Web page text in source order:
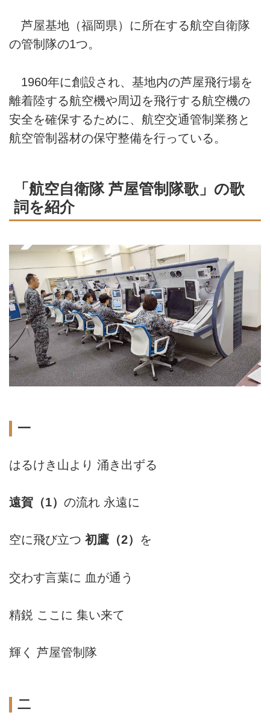
芦屋基地（福岡県）に所在する航空自衛隊
の管制隊の1つ。
1960年に創設され、基地内の芦屋飛行場を
離着陸する航空機や周辺を飛行する航空機の
安全を確保するために、航空交通管制業務と
航空管制器材の保守整備を行っている。
「航空自衛隊 芦屋管制隊歌」の歌
詞を紹介
一
はるけき山より 涌き出ずる
遠賀（1） の流れ 永遠に
空に飛び立つ 初鷹（2） を
交わす言葉に 血が通う
精鋭 ここに 集い来て
輝く 芦屋管制隊
二